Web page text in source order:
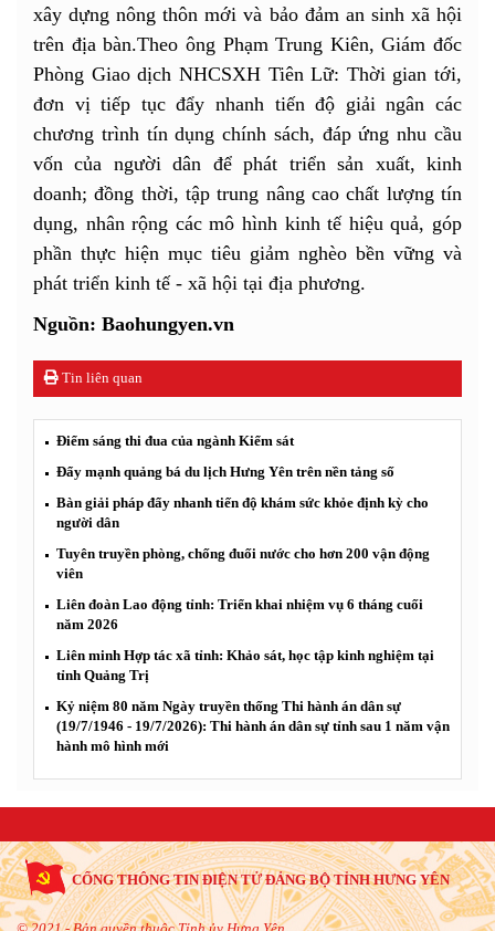
xây dựng nông thôn mới và bảo đảm an sinh xã hội
trên địa bàn.Theo ông Phạm Trung Kiên, Giám đốc
Phòng Giao dịch NHCSXH Tiên Lữ: Thời gian tới,
đơn vị tiếp tục đẩy nhanh tiến độ giải ngân các
chương trình tín dụng chính sách, đáp ứng nhu cầu
vốn của người dân để phát triển sản xuất, kinh
doanh; đồng thời, tập trung nâng cao chất lượng tín
dụng, nhân rộng các mô hình kinh tế hiệu quả, góp
phần thực hiện mục tiêu giảm nghèo bền vững và
phát triển kinh tế - xã hội tại địa phương.
Nguồn: Baohungyen.vn
Tin liên quan
Điểm sáng thi đua của ngành Kiểm sát
Đẩy mạnh quảng bá du lịch Hưng Yên trên nền tảng số
Bàn giải pháp đẩy nhanh tiến độ khám sức khỏe định kỳ cho
người dân
Tuyên truyền phòng, chống đuối nước cho hơn 200 vận động
viên
Liên đoàn Lao động tỉnh: Triển khai nhiệm vụ 6 tháng cuối
năm 2026
Liên minh Hợp tác xã tỉnh: Khảo sát, học tập kinh nghiệm tại
tỉnh Quảng Trị
Kỷ niệm 80 năm Ngày truyền thống Thi hành án dân sự
(19/7/1946 - 19/7/2026): Thi hành án dân sự tỉnh sau 1 năm vận
hành mô hình mới
CỔNG THÔNG TIN ĐIỆN TỬ ĐẢNG BỘ TỈNH HƯNG YÊN